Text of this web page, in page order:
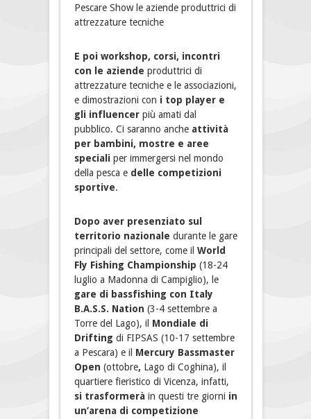
Pescare Show le aziende produttrici di
attrezzature tecniche
E poi workshop, corsi, incontri
con le aziende produttrici di
attrezzature tecniche e le associazioni,
e dimostrazioni con i top player e
gli influencerpiù amati dal
pubblico. Ci saranno anche attività
per bambini, mostre e aree
specialiper immergersi nel mondo
della pesca e delle competizioni
sportive.
Dopo aver presenziato sul
territorio nazionale durante le gare
principali del settore, come il World
Fly Fishing Championship (18-24
luglio a Madonna di Campiglio), le
gare di bassfishing con Italy
B.A.S.S. Nation (3-4 settembre a
Torre del Lago), il Mondiale di
Drifting di FIPSAS (10-17 settembre
a Pescara) e il Mercury Bassmaster
Open (ottobre, Lago di Coghina), il
quartiere fieristico di Vicenza, infatti,
si trasformeràin questi tre giorni in
un’arena di competizione